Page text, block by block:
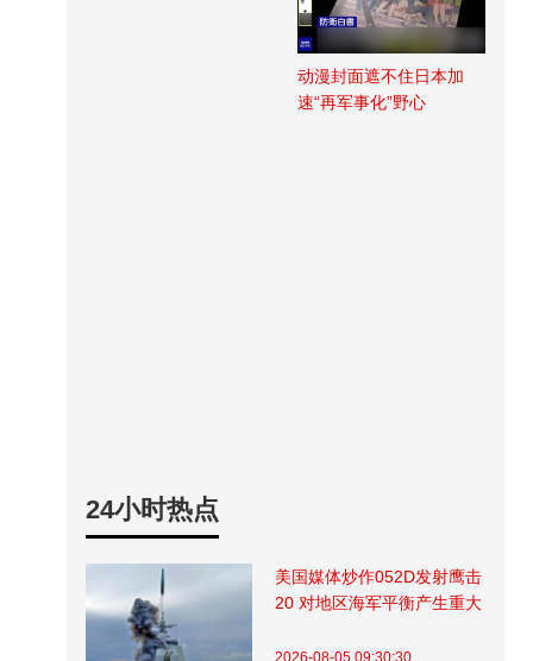
动漫封面遮不住日本加
速“再军事化”野心
24小时热点
美国媒体炒作052D发射鹰击
20 对地区海军平衡产生重大
2026-08-05 09:30:30